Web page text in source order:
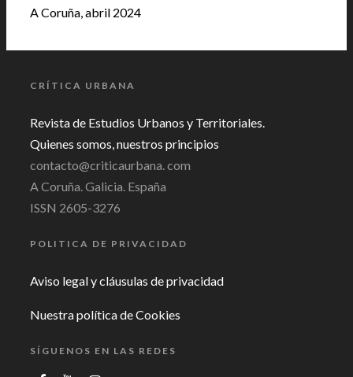
A Coruña, abril 2024
CRÍTICA URBANA
Revista de Estudios Urbanos y Territoriales.
Quienes somos, nuestros principios
contacto@criticaurbana. com
A Coruña. Galicia. España
ISSN 2605-3276
POLITICA DE PRIVACIDAD
Aviso legal y cláusulas de privacidad
Nuestra política de Cookies
SÍGUENOS EN LAS REDES